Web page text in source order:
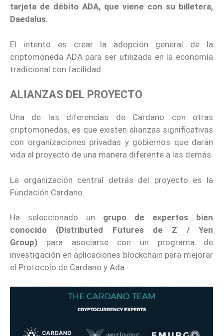
tarjeta de débito ADA, que viene con su billetera,
Daedalus.
El intento es crear la adopción general de la
criptomoneda ADA para ser utilizada en la economía
tradicional con facilidad.
ALIANZAS DEL PROYECTO
Una de las diferencias de Cardano con otras
criptomonedas, es que existen alianzas significativas
con organizaciones privadas y gobiernos que darán
vida al proyecto de una manera diferente a las demás.
La organización central detrás del proyecto es la
Fundación Cardano.
Ha seleccionado un grupo de expertos bien
conocido (Distributed Futures de Z / Yen
Group) para asociarse con un programa de
investigación en aplicaciones blockchain para mejorar
el Protocolo de Cardano y Ada.